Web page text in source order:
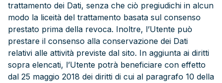
trattamento dei Dati, senza che ciò pregiudichi in alcun
modo la liceità del trattamento basata sul consenso
prestato prima della revoca. Inoltre, l’Utente può
prestare il consenso alla conservazione dei Dati
relativi alle attività previste dal sito. In aggiunta ai diritti
sopra elencati, l’Utente potrà beneficiare con effetto
dal 25 maggio 2018 dei diritti di cui al paragrafo 10 della